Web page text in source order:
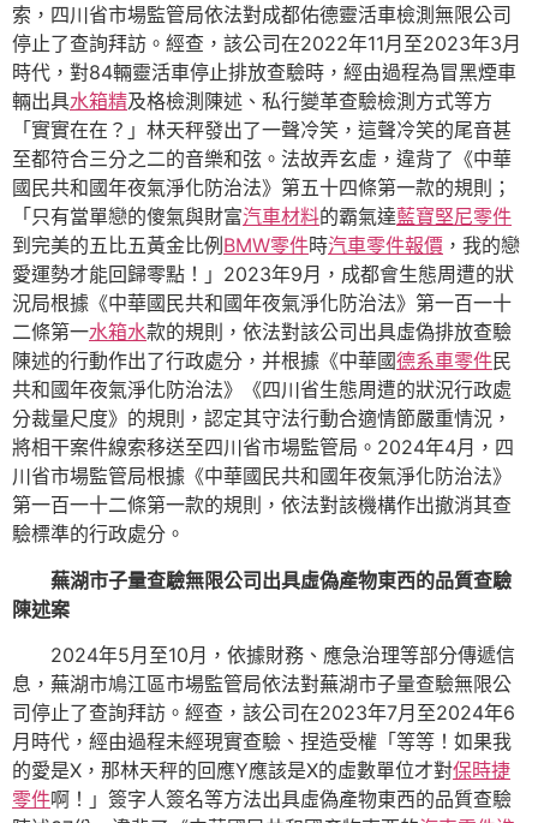
索，四川省市場監管局依法對成都佑德靈活車檢測無限公司
停止了查詢拜訪。經查，該公司在2022年11月至2023年3月
時代，對84輛靈活車停止排放查驗時，經由過程為冒黑煙車
輛出具水箱精及格檢測陳述、私行變革查驗檢測方式等方
「實實在在？」林天秤發出了一聲冷笑，這聲冷笑的尾音甚
至都符合三分之二的音樂和弦。法故弄玄虛，違背了《中華
國民共和國年夜氣淨化防治法》第五十四條第一款的規則；
「只有當單戀的傻氣與財富汽車材料的霸氣達藍寶堅尼零件
到完美的五比五黃金比例 BMW零件時汽車零件報價 ，我的戀
愛運勢才能回歸零點！」2023年9月，成都會生態周遭的狀
況局根據《中華國民共和國年夜氣淨化防治法》第一百一十
二條第一水箱水款的規則，依法對該公司出具虛偽排放查驗
陳述的行動作出了行政處分，并根據《中華國德系車零件民
共和國年夜氣淨化防治法》《四川省生態周遭的狀況行政處
分裁量尺度》的規則，認定其守法行動合適情節嚴重情況，
將相干案件線索移送至四川省市場監管局。2024年4月，四
川省市場監管局根據《中華國民共和國年夜氣淨化防治法》
第一百一十二條第一款的規則，依法對該機構作出撤消其查
驗標準的行政處分。
蕪湖市子量查驗無限公司出具虛偽產物東西的品質查驗
陳述案
2024年5月至10月，依據財務、應急治理等部分傳遞信
息，蕪湖市鳩江區市場監管局依法對蕪湖市子量查驗無限公
司停止了查詢拜訪。經查，該公司在2023年7月至2024年6
月時代，經由過程未經現實查驗、捏造受權「等等！如果我
的愛是X，那林天秤的回應Y應該是X的虛數單位才對保時捷
零件啊！」簽字人簽名等方法出具虛偽產物東西的品質查驗